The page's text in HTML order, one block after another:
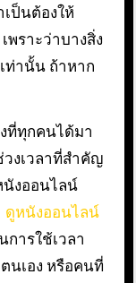
ป็นต้องให้
พราะว่าบางสิ่ง
ท่านั้น ถ้าหาก
งที่ทุกคนได้มา
งเวลาที่สำคัญ
นังออนไลน์
ดูหนังออนไลน์
ารใช้เวลา
นเอง หรือคนที่